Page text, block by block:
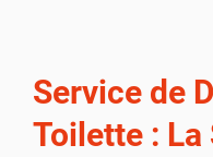
Service de
Toilette :